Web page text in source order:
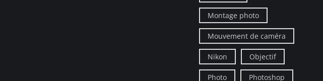
Montage photo
Mouvement de caméra
Nikon Objectif
Photo Photoshop